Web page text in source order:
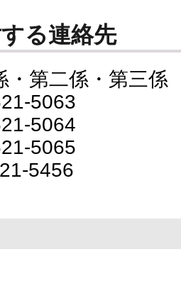
る連絡先
・第二係・第三係
5063
5064
5065
5456